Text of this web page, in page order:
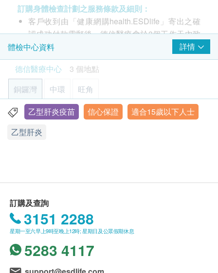
必須出示3個月內的乙型肝炎抗原及抗體測試報
告，以確定是否合適接受疫苗注射。
如未能出示有效報告，德信醫療中心將會收取血液
化驗費用。
第0,1,6個月接種的3劑量方案是標準方案
訂購身體檢查計劃之服務條款及細則：
客戶收到由「健康網購health.ESDlife」寄出之確
認成功付款電郵後，德信醫療會於3個工作天內致
電客人進行預約。
客戶必須於預約當天出示身份証及列印訂購確認信
以確認身份。
本身體檢查計劃有效期為12個月，客戶必須於12
個月內(由確認付款日期起計)接受有關檢查，逾期
作廢。
請注意：新冠疫苗前健康檢查進行前不會有醫生評
估，所有健康檢查/服務並非作為醫務診斷或治療
計劃的服務，全數費用退回
計劃）
訂購一經確認，不設更改已訂購的計劃，轉讓給第
三者及／或退款。
所有體格檢查並非作為醫務診斷或治療用途。
體檢中心資料
詳情
德信醫療中心
3 個地點
銅鑼灣
中環 旺角
香港銅鑼灣恩平道28號利園二期24樓2401室
顯示地圖
乙型肝炎疫苗 信心保證
適合15歲以下人士
乙型肝炎
訂購及查詢
3151 2288
星期一至六早上9時至晚上12時; 星期日及公眾假期休息
5283 4117